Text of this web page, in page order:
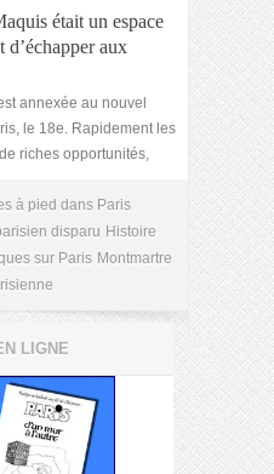
était un espace
d’échapper aux
annexée au nouvel
le 18e. Rapidement les
riches opportunités,
à pied dans Paris
disparu Histoire
sur Paris Montmartre
LIGNE